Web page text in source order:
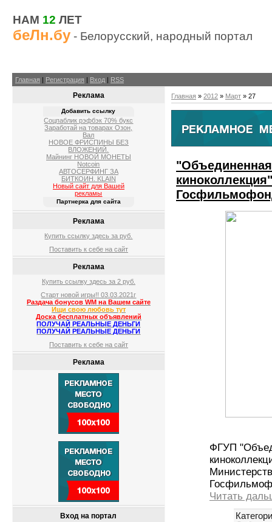
НАМ 12 ЛЕТ
беЛн.бу - Белорусский, народный портал
Главная | Регистрация | Вход | RSS
Реклама
Добавить ссылку
Соцпаблик рэфбэк 70% букс
Заработай на товарах Озон,
Вал
НОВОЕ ФРИСПИНЫ БЕЗ
ВЛОЖЕНИЙ.
Майнинг НОВОЙ МОНЕТЫ
Notcoin
АВТОСЕРФИНГ ЗА
БИТКОИН. KLAIN
Новый сайт для Вашей
рекламы
Партнерка для сайта
Реклама
Купить ссылку здесь заруб.
Поставить к себе на сайт
Реклама
Купить ссылку здесь за 2 руб.
Старт новой игры!! 03.03.2021г
Раздача бонусов WM на Вашем сайте
Ищи свою любовь тут
Доска бесплатных объявлений
ПОЛУЧАЙ РЕАЛЬНЫЕ ДЕНЬГИ
ПОЛУЧАЙ РЕАЛЬНЫЕ ДЕНЬГИ
Поставить к себе на сайт
Реклама
Вход на портал
Главная » 2012 » Март » 27
"Объединенная
ФГУП
Читать